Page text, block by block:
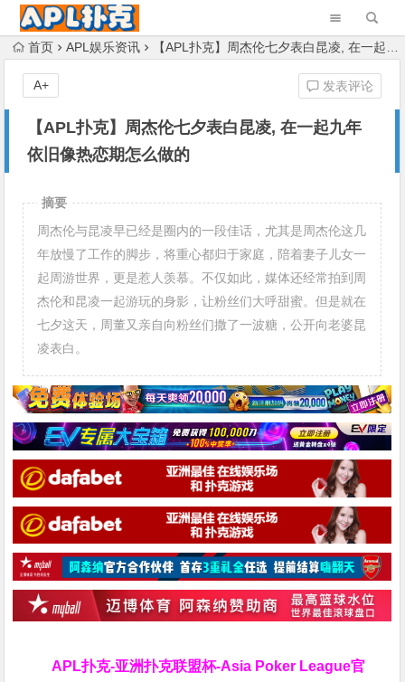
首页 APL娱乐资讯 【APL扑克】周杰伦七夕表白昆凌, 在一起九年依旧像热恋期怎么做的
【APL扑克】周杰伦七夕表白昆凌, 在一起九年
依旧像热恋期怎么做的
发表评论
A+
摘要
周杰伦与昆凌早已经是圈内的一段佳话，尤其是周杰伦这几
年放慢了工作的脚步，将重心都归于家庭，陪着妻子儿女一
起周游世界，更是惹人羡慕。不仅如此，媒体还经常拍到周
杰伦和昆凌一起游玩的身影，让粉丝们大呼甜蜜。但是就在
七夕这天，周董又亲自向粉丝们撒了一波糖，公开向老婆昆
凌表白。
APL扑克-亚洲扑克联盟杯-Asia Poker League官